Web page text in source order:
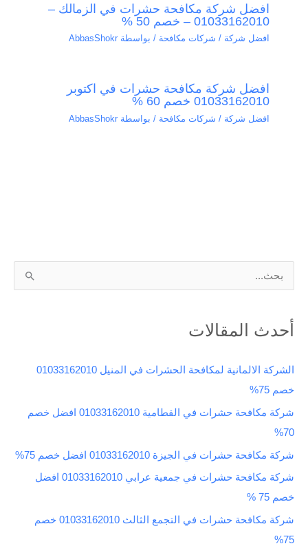
افضل شركة مكافحة حشرات في الزمالك –
01033162010 – خصم 50 %
افضل شركة / شركات مكافحة / بواسطة AbbasShokr
افضل شركة مكافحة حشرات في اكتوبر
01033162010 خصم 60 %
افضل شركة / شركات مكافحة / بواسطة AbbasShokr
ب
ح
:
أحدث المقالات
الشركة الالمانية لمكافحة الحشرات في المنيل 01033162010
خصم 75%
شركة مكافحة حشرات في القطامية 01033162010 افضل خصم
70%
شركة مكافحة حشرات في الجيزة 01033162010 افضل خصم 75%
شركة مكافحة حشرات في جمعية عرابي 01033162010 افضل
خصم 75 %
شركة مكافحة حشرات في التجمع الثالث 01033162010 خصم
75%